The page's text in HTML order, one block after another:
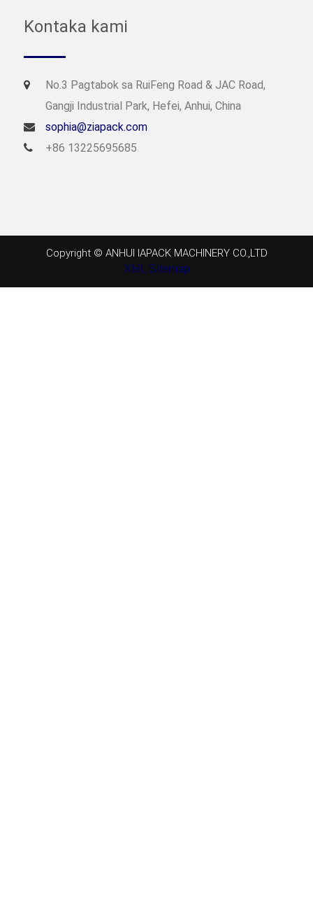
Kontaka kami
No.3 Pagtabok sa RuiFeng Road & JAC Road,
Gangji Industrial Park, Hefei, Anhui, China
sophia@ziapack.com
+86 13225695685
Copyright © ANHUI IAPACK MACHINERY CO.,LTD
XML Sitemap